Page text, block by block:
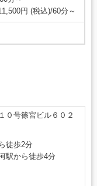
円 (税込)/60分～
０号篠宮ビル６０２
徒歩2分
駅から徒歩4分